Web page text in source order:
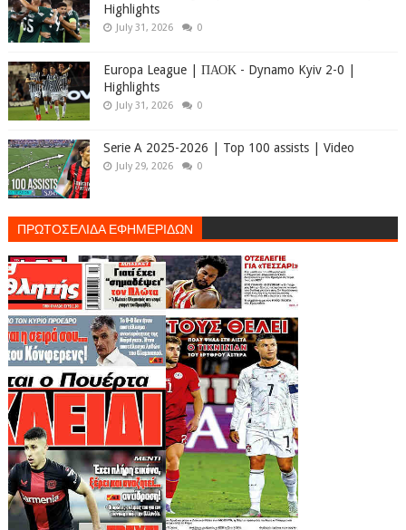
Highlights
July 31, 2026 0
Europa League | ΠΑΟΚ - Dynamo Kyiv 2-0 |
Highlights
July 31, 2026 0
Serie A 2025-2026 | Top 100 assists | Video
July 29, 2026 0
ΠΡΩΤΟΣΕΛΙΔΑ ΕΦΗΜΕΡΙΔΩΝ